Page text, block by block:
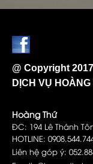
@ Copyright
DỊCH VỤ
Hoàng Thứ
ĐC: 194 Lê Thánh
HOTLINE:
Liên hệ góp ý: